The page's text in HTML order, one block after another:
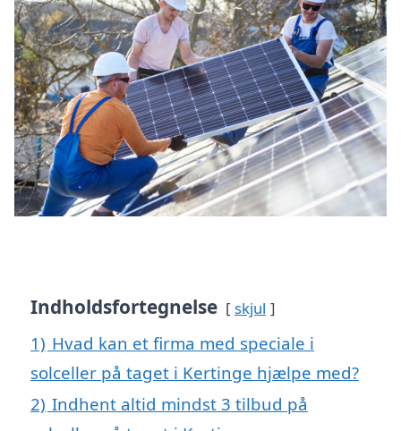
Indholdsfortegnelse skjul
1) Hvad kan et firma med speciale i
solceller på taget i Kertinge hjælpe med?
2) Indhent altid mindst 3 tilbud på